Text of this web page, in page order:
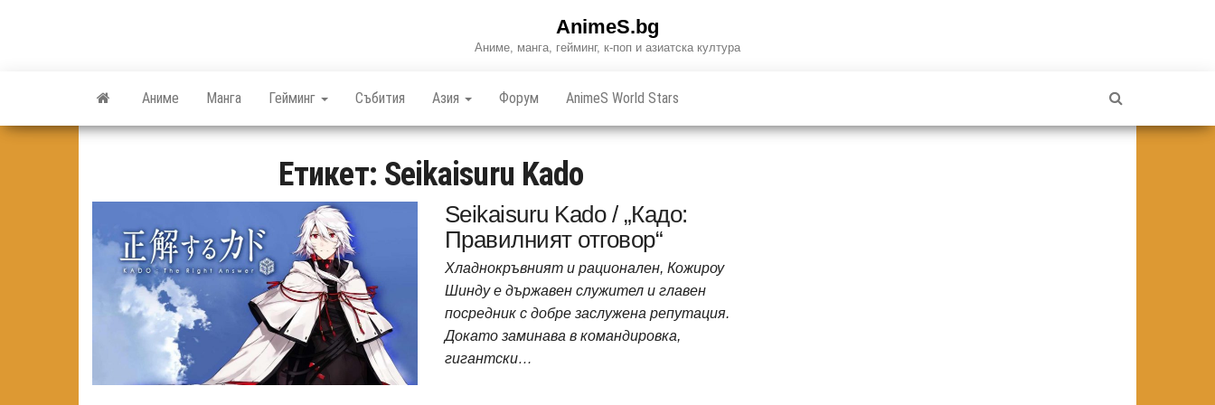
AnimeS.bg
Аниме, манга, гейминг, к-поп и азиатска култура
Аниме Манга Гейминг Събития Азия Форум AnimeS World Stars
Етикет: Seikaisuru Kado
Seikaisuru Kado / „Кадо:
Правилният отговор“
Хладнокръвният и рационален, Кожироу
Шинду е държавен служител и главен
посредник с добре заслужена репутация.
Докато заминава в командировка,
гигантски…